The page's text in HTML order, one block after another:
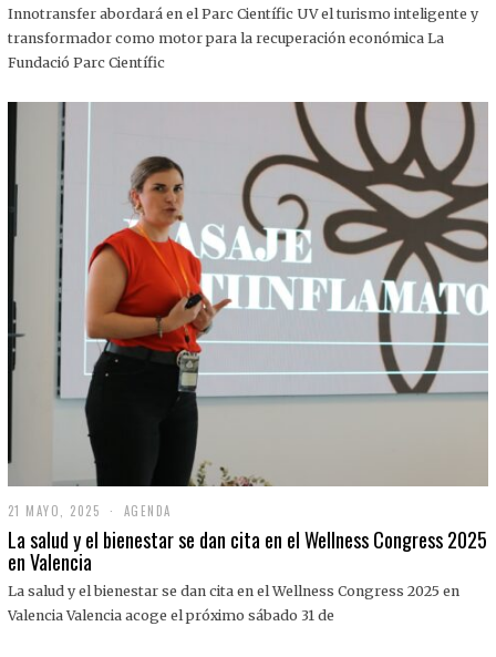
,
0
2
Innotransfer abordará en el Parc Científic UV el turismo inteligente y
transformador como motor para la recuperación económica La
Fundació Parc Científic
21 MAYO, 2025
1
M
O
,
AGENDA
La salud y el bienestar se dan cita en el Wellness Congress 2025
en Valencia
La salud y el bienestar se dan cita en el Wellness Congress 2025 en
Valencia Valencia acoge el próximo sábado 31 de